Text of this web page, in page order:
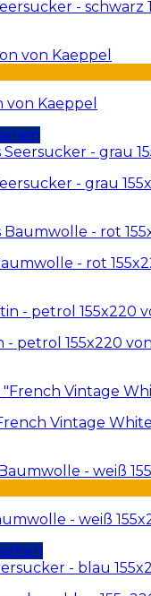
- schwarz
Kaeppel
- grau
- rot
petrol 155x220
Vintage
- weiß